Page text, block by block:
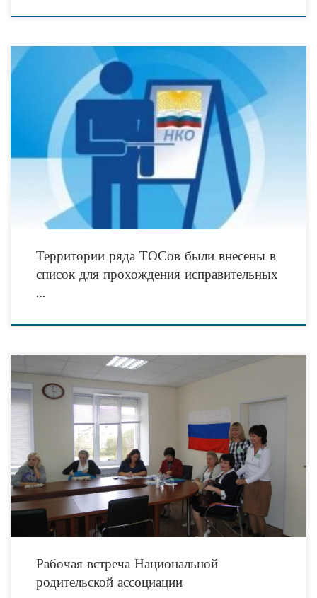
Территория ТОСа «Высота» и некоторых других внесена в список мест,
предусмотренных для отбывания наказания в виде исправительных работ. Что
это значит? А это значит, что
Территории ряда ТОСов были внесены в
список для прохождения исправительных
…
06.10.2016 г. на базе ГКУ СО «Волгоградский областной центр психолого-
педагогической помощи населению» была организована рабочая встреча
Национальной родительской ассоциации. На заседании присутствовали
представители Комитета социальной
Рабочая встреча Национальной
родительской ассоциации